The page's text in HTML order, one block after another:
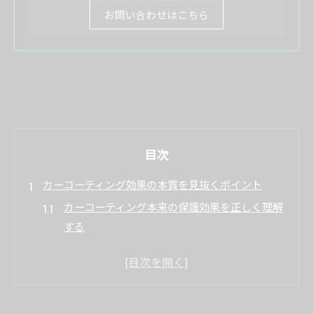
お問い合わせはこちら
目次
カーコーティング効果の本質を見抜くポイント
カーコーティング本来の保護効果を正しく理解
する